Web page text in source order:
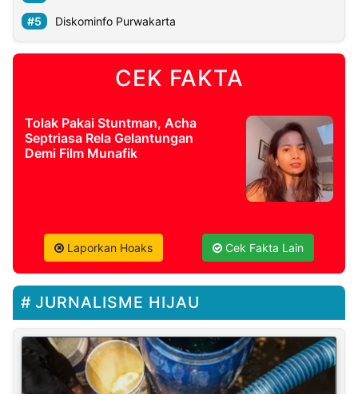
Diskominfo Purwakarta
CEK FAKTA
Tolak Pakai Stuntman, Acha
Septriasa Rela Gelantungan
Demi Film Munafik
Laporkan Hoaks Cek Fakta Lain
JURNALISME HIJAU